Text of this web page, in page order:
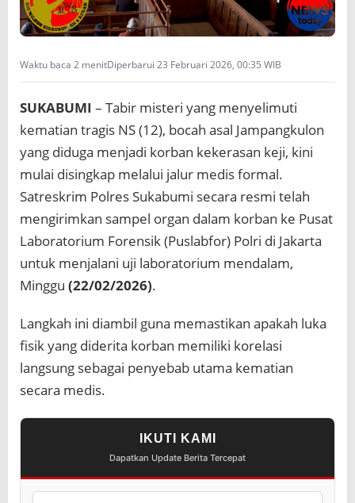
Waktu baca 2 menitDiperbarui 23 Februari 2026, 00:35 WIB
SUKABUMI – Tabir misteri yang menyelimuti
kematian tragis NS (12), bocah asal Jampangkulon
yang diduga menjadi korban kekerasan keji, kini
mulai disingkap melalui jalur medis formal.
Satreskrim Polres Sukabumi secara resmi telah
mengirimkan sampel organ dalam korban ke Pusat
Laboratorium Forensik (Puslabfor) Polri di Jakarta
untuk menjalani uji laboratorium mendalam,
Minggu (22/02/2026).
Langkah ini diambil guna memastikan apakah luka
fisik yang diderita korban memiliki korelasi
langsung sebagai penyebab utama kematian
secara medis.
IKUTI KAMI
Dapatkan Update Berita Tercepat